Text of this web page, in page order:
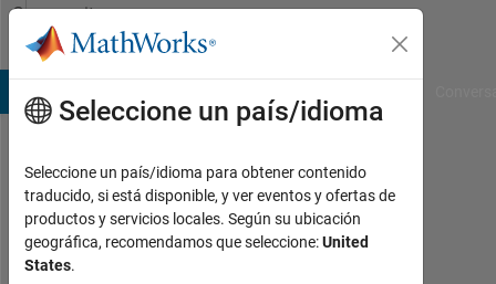
Saltar al contenido
Community
Profile
RandomChikiBum
Con
actividad
desde
Seleccione un país/idioma
Seleccione un país/idioma para obtener contenido
traducido, si está disponible, y ver eventos y ofertas de
productos y servicios locales. Según su ubicación
geográfica, recomendamos que seleccione:United
States.